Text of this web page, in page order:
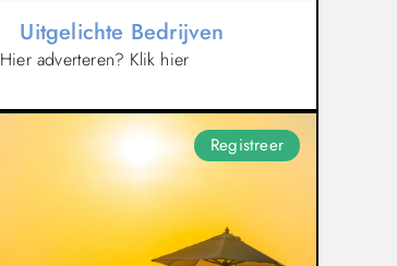
Uitgelichte Bedrijven
Hier adverteren? Klik hier
Registreer